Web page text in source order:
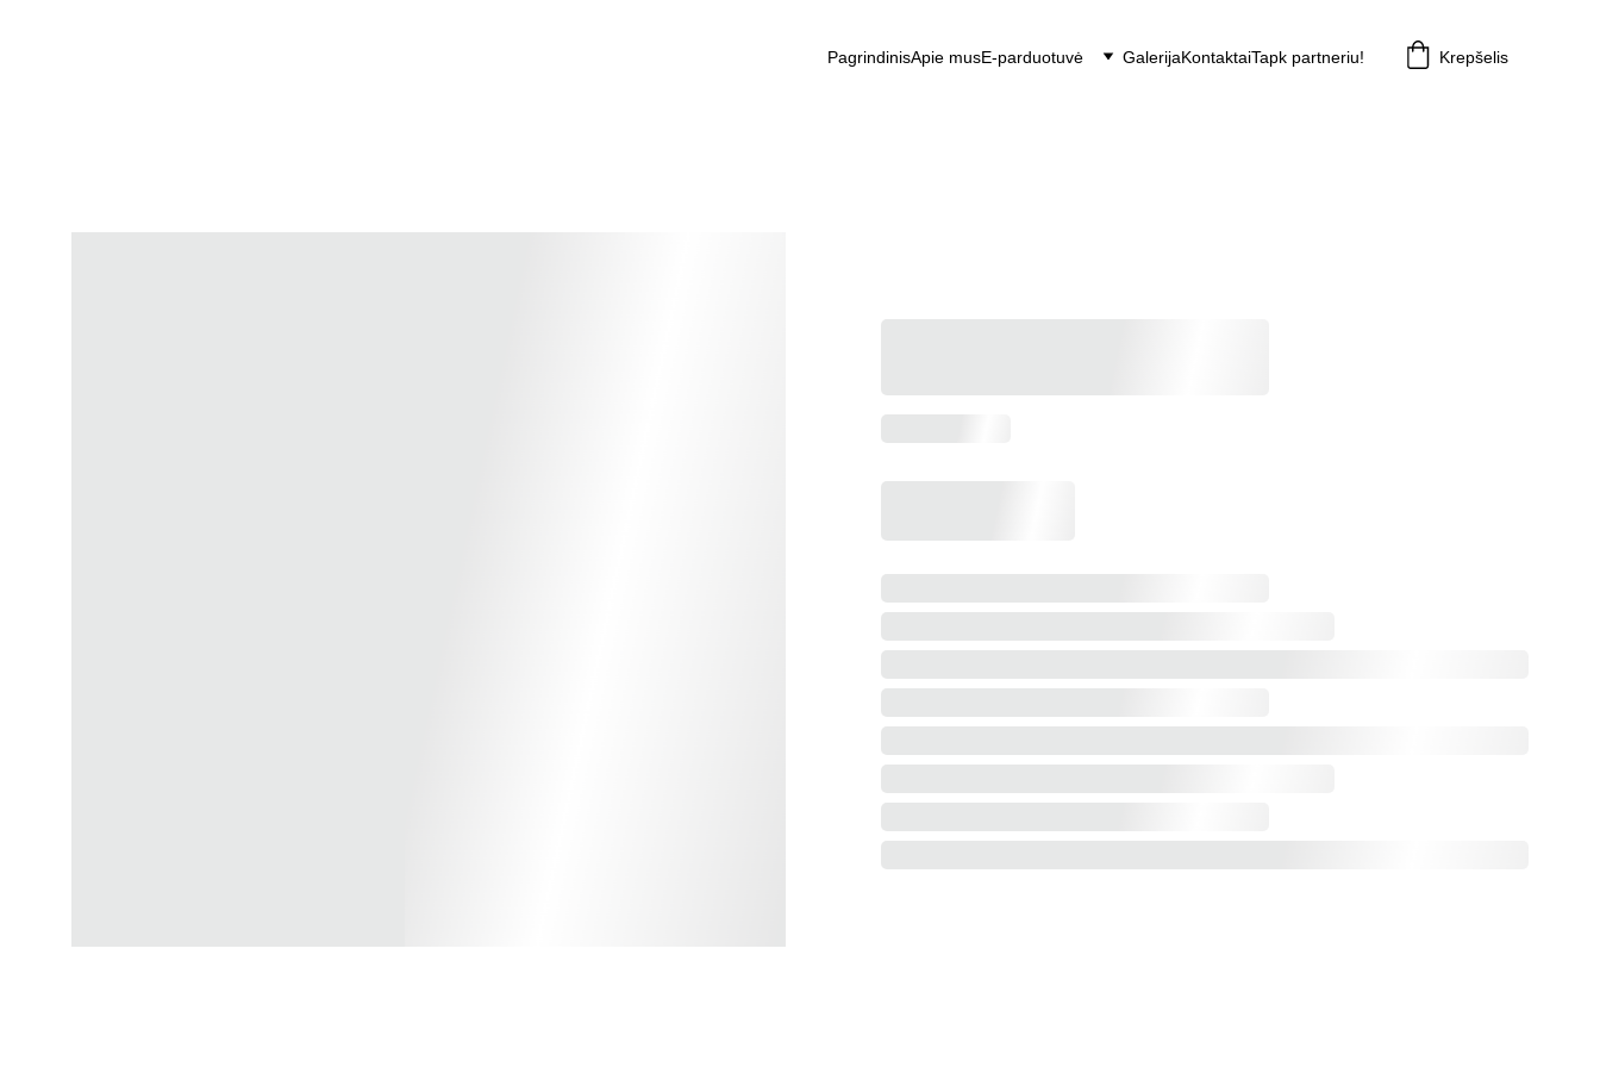
PagrindinisApie musE-parduotuvė GalerijaKontaktaiTapk partneriu! Krepšelis